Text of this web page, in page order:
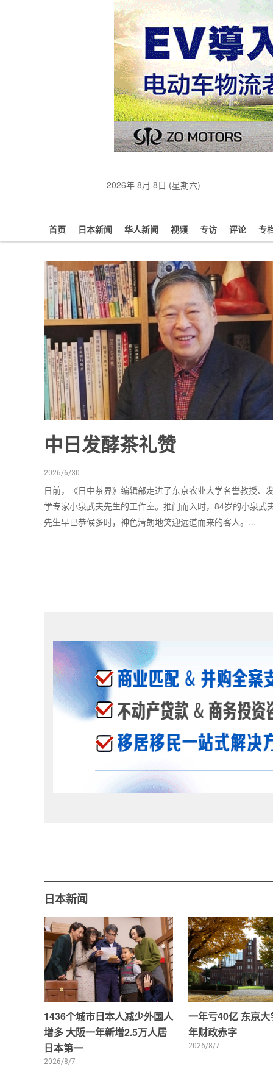
2026年 8月 8日 (星期六)
首页 日本新闻 华人新闻 视频 专访 评论 专
中日发酵茶礼赞
2026/6/30
日前，《日中茶界》编辑部走进了东京农业大学名誉教授、
学专家小泉武夫先生的工作室。推门而入时，84岁的小泉武
先生早已恭候多时，神色清朗地笑迎远道而来的客人。...
日本新闻
1436个城市日本人减少外国人
增多 大阪一年新增2.5万人居
日本第一
2026/8/7
一年亏40亿 东京
年财政赤字
2026/8/7